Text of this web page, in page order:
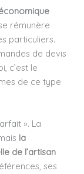
rémunère
particuliers.
de devis
c’est le
de ce type
». La
la
de l’artisan
ses